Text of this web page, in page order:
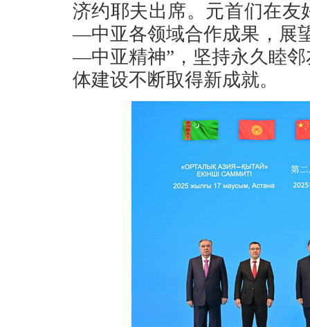
济约耶夫出席。元首们在
—中亚各领域合作成果，展
—中亚精神”，坚持永久睦
体建设不断取得新成就。